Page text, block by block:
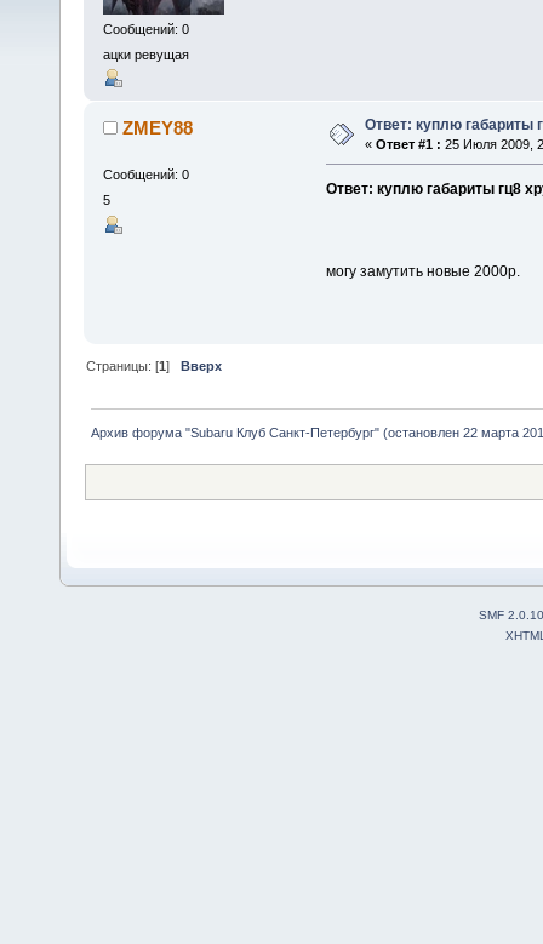
Сообщений: 0
ацки ревущая
ZMEY88
Сообщений: 0
5
Ответ: куплю габариты
« Ответ #1 : 25 Июля 2009,
Ответ: куплю габариты гц8
могу замутить новые 2000р.
Страницы: [1] Вверх
Архив форума "Subaru Клуб Санкт-Петербург" (остановлен 22 марта
SMF 2.0.10